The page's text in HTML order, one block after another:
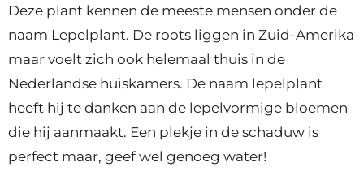
Deze plant kennen de meeste mensen onder de
naam Lepelplant. De roots liggen in Zuid-Amerika
maar voelt zich ook helemaal thuis in de
Nederlandse huiskamers. De naam lepelplant
heeft hij te danken aan de lepelvormige bloemen
die hij aanmaakt. Een plekje in de schaduw is
perfect maar, geef wel genoeg water!